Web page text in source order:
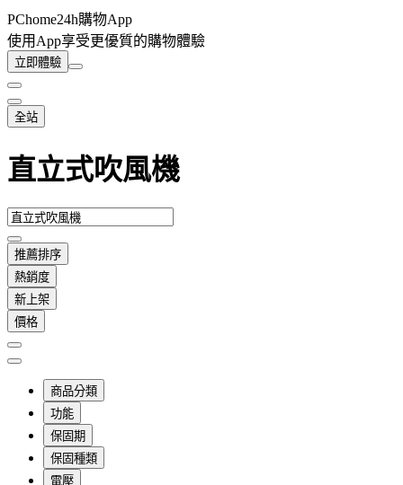
PChome24h購物App
使用App享受更優質的購物體驗
立即體驗
全站
直立式吹風機
推薦排序
熱銷度
新上架
價格
商品分類
功能
保固期
保固種類
電壓